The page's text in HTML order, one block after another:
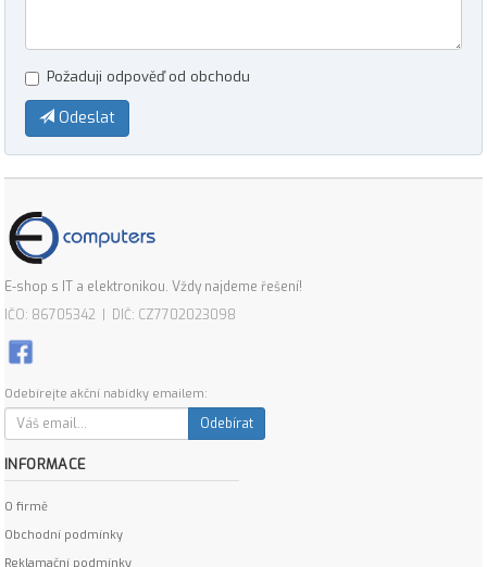
Požaduji odpověď od obchodu
Odeslat
E-shop s IT a elektronikou. Vždy najdeme řešení!
IČO: 86705342 | DIČ: CZ7702023098
Odebírejte akční nabídky emailem:
Odebírat
INFORMACE
O firmě
Obchodní podmínky
Reklamační podmínky